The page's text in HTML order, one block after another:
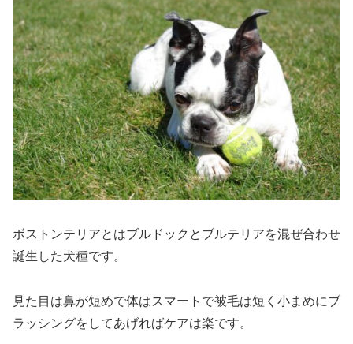
ボストンテリアとはブルドックとブルテリアを混ぜ合わせ
誕生した犬種です。
見た目は鼻が短めで体はスマートで被毛は短く小まめにブ
ラッシングをしてあげればケアは楽です。